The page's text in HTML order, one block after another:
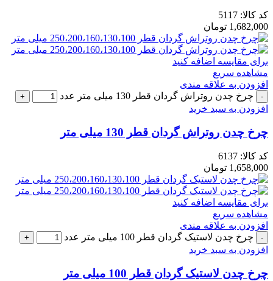
کد کالا: 5117
1,682,000 تومان
برای مقایسه اضافه کنید
مشاهده سریع
افزودن به علاقه مندی
چرخ چدن روتراش گردان قطر 130 میلی متر عدد
افزودن به سبد خرید
چرخ چدن روتراش گردان قطر 130 میلی متر
کد کالا: 6137
1,658,000 تومان
برای مقایسه اضافه کنید
مشاهده سریع
افزودن به علاقه مندی
چرخ چدن لاستیک گردان قطر 100 میلی متر عدد
افزودن به سبد خرید
چرخ چدن لاستیک گردان قطر 100 میلی متر